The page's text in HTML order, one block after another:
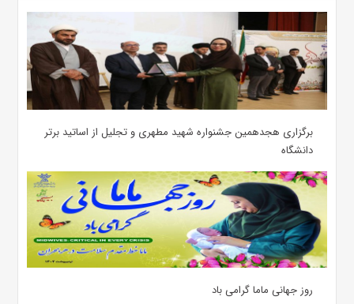
برگزاری هجدهمین جشنواره شهید مطهری و تجلیل از اساتید برتر
دانشگاه
روز جهانی ماما گرامی باد